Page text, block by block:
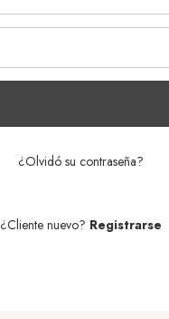
¿Olvidó su contraseña?
¿Cliente nuevo? Registrarse